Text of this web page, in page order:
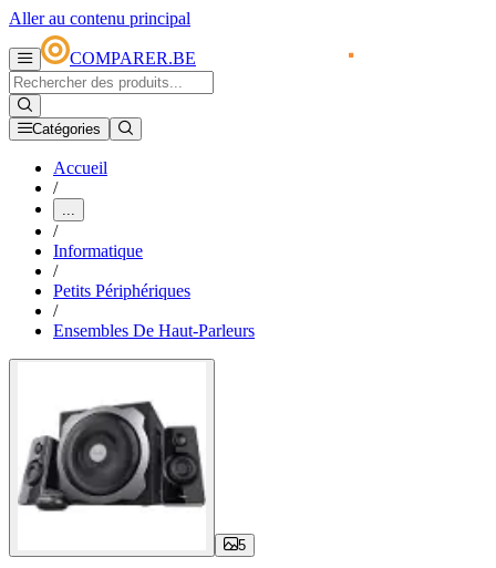
Aller au contenu principal
COMPARER.BE
Catégories
Accueil
/
...
/
Informatique
/
Petits Périphériques
/
Ensembles De Haut-Parleurs
5